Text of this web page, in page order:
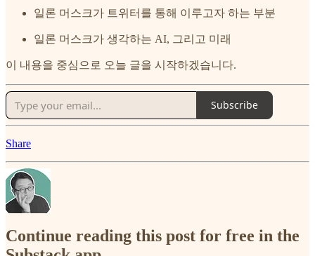
일론 머스크가 트위터를 통해 이루고자 하는 부분
일론 머스크가 생각하는 AI, 그리고 미래
이 내용을 중심으로 오늘 글을 시작하겠습니다.
Subscribe
Share
Continue reading this post for free in the